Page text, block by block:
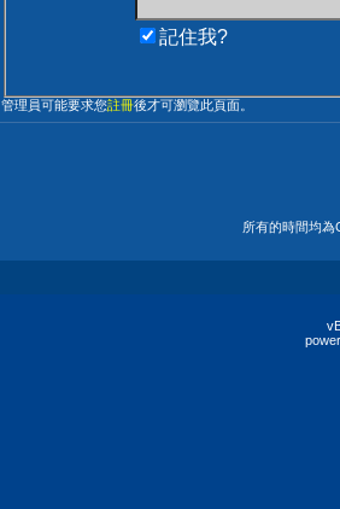
記住我?
管理員可能要求您註冊後才可瀏覽此頁面。
所有的時間均為